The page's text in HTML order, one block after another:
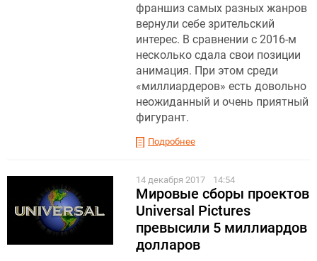
франшиз самых разных жанров
вернули себе зрительский
интерес. В сравнении с 2016-м
несколько сдала свои позиции
анимация. При этом среди
«миллиардеров» есть довольно
неожиданный и очень приятный
фигурант.
Подробнее
14 декабря 2017 14:54
Мировые сборы проектов
Universal Pictures
превысили 5 миллиардов
долларов